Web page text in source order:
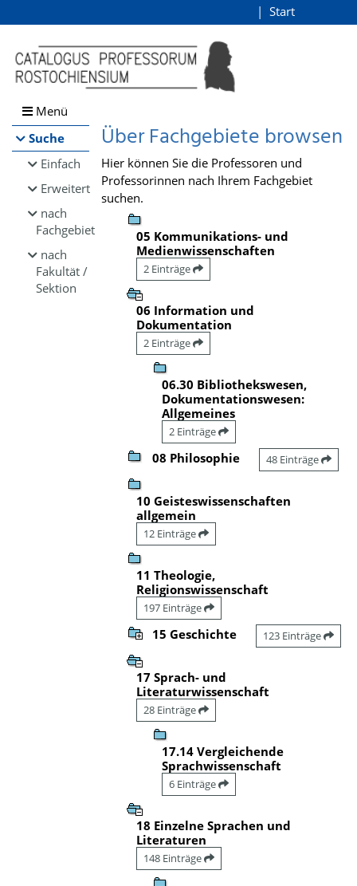
Browsen
direkt zum Inhalt
Start
Menü
Suche
Einfach
Erweitert
nach
Fachgebiet
nach
Fakultät /
Sektion
Über Fachgebiete browsen
Hier können Sie die Professoren und
Professorinnen nach Ihrem Fachgebiet
suchen.
05 Kommunikations- und
Medienwissenschaften
2 Einträge
06 Information und
Dokumentation
2 Einträge
06.30 Bibliothekswesen,
Dokumentationswesen:
Allgemeines
2 Einträge
08 Philosophie 48 Einträge
10 Geisteswissenschaften
allgemein
12 Einträge
11 Theologie,
Religionswissenschaft
197 Einträge
15 Geschichte 123 Einträge
17 Sprach- und
Literaturwissenschaft
28 Einträge
17.14 Vergleichende
Sprachwissenschaft
6 Einträge
18 Einzelne Sprachen und
Literaturen
148 Einträge